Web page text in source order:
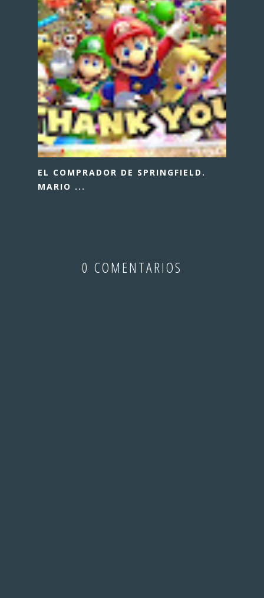
EL COMPRADOR DE SPRINGFIELD.
MARIO ...
0 COMENTARIOS